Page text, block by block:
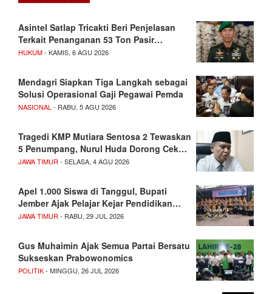
Asintel Satlap Tricakti Beri Penjelasan
Terkait Penanganan 53 Ton Pasir…
HUKUM- KAMIS, 6 AGU 2026
Mendagri Siapkan Tiga Langkah sebagai
Solusi Operasional Gaji Pegawai Pemda
NASIONAL - RABU, 5 AGU 2026
Tragedi KMP Mutiara Sentosa 2 Tewaskan
5 Penumpang, Nurul Huda Dorong Cek…
JAWA TIMUR - SELASA, 4 AGU 2026
Apel 1.000 Siswa di Tanggul, Bupati
Jember Ajak Pelajar Kejar Pendidikan…
JAWA TIMUR - RABU, 29 JUL 2026
Gus Muhaimin Ajak Semua Partai Bersatu
Sukseskan Prabowonomics
POLITIK- MINGGU, 26 JUL 2026